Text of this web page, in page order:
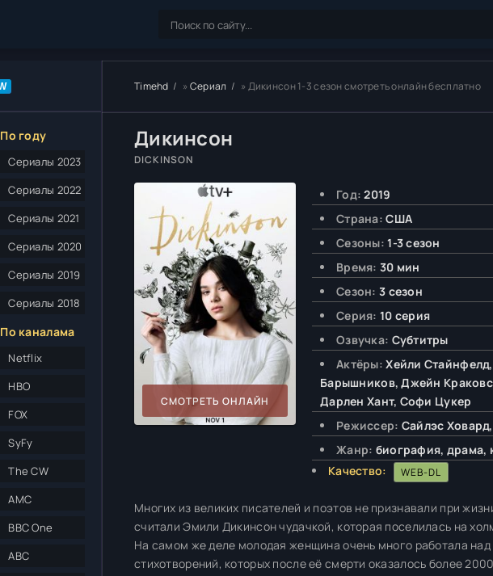
По году
Сериалы 2023
Сериалы 2022
Сериалы 2021
Сериалы 2020
Сериалы 2019
Сериалы 2018
По каналама
Netflix
HBO
FOX
SyFy
The CW
AMC
BBC One
ABC
Timehd »Сериал » Дикинсон 1-3 сезон смотреть онлайн бесплатно
Дикинсон
DICKINSON
СМОТРЕТЬ ОНЛАЙН
Год: 2019
Страна: США
Сезоны: 1-3 сезон
Время: 30 мин
Сезон: 3 сезон
Серия: 10 серия
Озвучка: Субтитры
Актёры: Хейли
Барышников, Джейн
Дарлен Хант, Софи Цукер
Режиссер: Сайлэс
Жанр: биография, драма,
Качество:
WEB-DL
Многих из великих писателей и поэтов не признавали при
считали Эмили Дикинсон чудачкой, которая поселилась на
На самом же деле молодая женщина очень много работала
стихотворений, которых после её смерти оказалось более